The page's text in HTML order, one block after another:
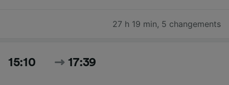
27 h 19 min, 5 changements
15:10 17:39